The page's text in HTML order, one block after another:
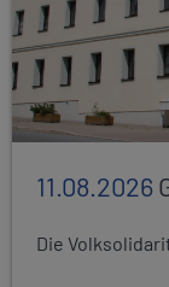
11.08.2026
Die